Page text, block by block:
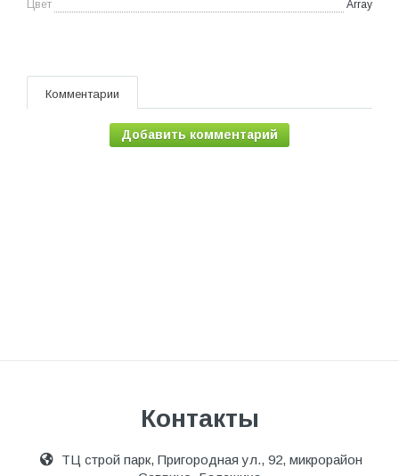
Цвет
Array
Комментарии
Добавить комментарий
Контакты
ТЦ строй парк, Пригородная ул., 92, микрорайон